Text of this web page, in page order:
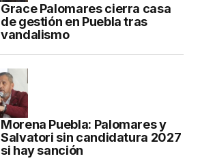
Grace Palomares cierra casa
de gestión en Puebla tras
vandalismo
Morena Puebla: Palomares y
Salvatori sin candidatura 2027
si hay sanción